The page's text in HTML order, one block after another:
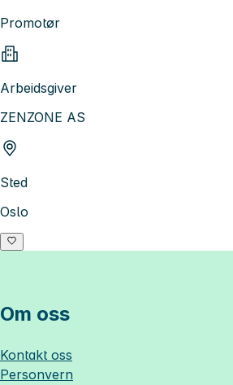
Promotør
Arbeidsgiver
ZENZONE AS
Sted
Oslo
Om oss
Kontakt oss
Personvern